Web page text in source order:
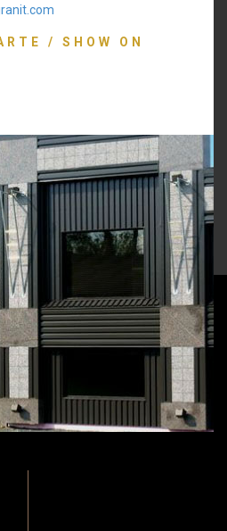
/ SHOW ON